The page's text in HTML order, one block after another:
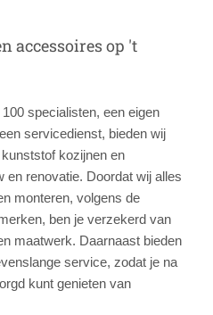
accessoires op 't
specialisten, een eigen
servicedienst, bieden wij
kozijnen en
renovatie. Doordat wij alles
monteren, volgens de
ben je verzekerd van
maatwerk. Daarnaast bieden
service, zodat je na
kunt genieten van